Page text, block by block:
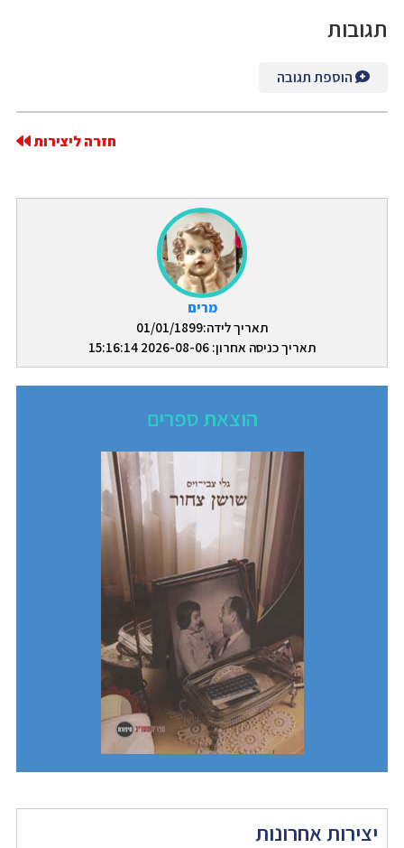
מרים
תאריך לידה:01/01/1899
תאריך כניסה אחרון: 2026-08-06 15:16:14
הוצאת ספרים
יצירות אחרונות
תגובות
הוספת תגובה
חזרה ליצירות